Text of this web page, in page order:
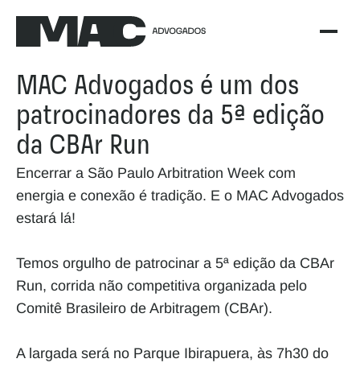
MAC Advogados é um dos
patrocinadores da 5ª edição
da CBAr Run
Encerrar a São Paulo Arbitration Week com
energia e conexão é tradição. E o MAC Advogados
estará lá!
Temos orgulho de patrocinar a 5ª edição da CBAr
Run, corrida não competitiva organizada pelo
Comitê Brasileiro de Arbitragem (CBAr).
A largada será no Parque Ibirapuera, às 7h30 do